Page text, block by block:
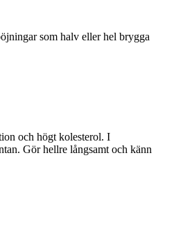
som halv eller hel brygga
och högt kolesterol. I
Gör hellre långsamt och känn